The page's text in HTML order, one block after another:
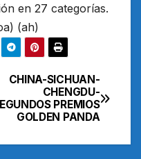
en 27 categorías.
(ah)
CHINA-SICHUAN-
CHENGDU-
PREMIOS
GOLDEN PANDA